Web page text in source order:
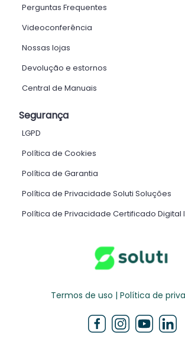
Perguntas Frequentes
Videoconferência
Nossas lojas
Devolução e estornos
Central de Manuais
Segurança
LGPD
Política de Cookies
Política de Garantia
Política de Privacidade Soluti Soluções
Política de Privacidade Certificado Digital
Termos de uso | Política de